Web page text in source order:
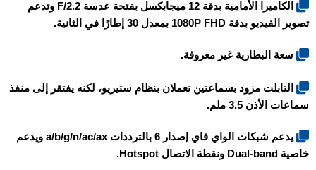
الكاميرا الأمامية بدقة 12 ميجابكسل بفتحة عدسة F/2.2 وتدعم
تصوير الفيديو بدقة 1080P FHD بمعدل 30 إطارًا في الثانية.
سعة البطارية غير معروفة.
التابلت مزود بسماعتين تعملان بنظام ستيريو، لكنه يفتقر إلى منفذ
سماعات الأذن 3.5 ملم.
يدعم شبكات الواي فاي إصدار 6 بالترددات a/b/g/n/ac/ax ويدعم
خاصية Dual-band ونقطة الاتصال Hotspot.